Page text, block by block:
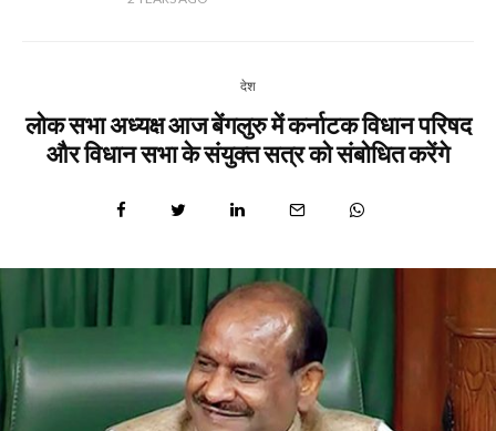
देश
लोक सभा अध्यक्ष आज बेंगलुरु में कर्नाटक विधान परिषद
और विधान सभा के संयुक्त सत्र को संबोधित करेंगे